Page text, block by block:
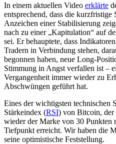
In einem aktuellen Video erklärte
entsprechend, dass die
Anzeichen einer Stabilisierung
nach zu einer „Kapitulation“ auf
sei. Er behauptete, dass
Tradern in Verbindung stehen,
begonnen haben, neue Long-
Stimmung in Angst verfallen ist –
Vergangenheit immer wieder zu
Abschwüngen geführt hat.
Eines der wichtigsten technischen
Stärkeindex (RSI) von Bitcoin, der
wieder der Marke von 30 Punkten
Tiefpunkt erreicht. Wir haben die
seine optimistische Feststellung.